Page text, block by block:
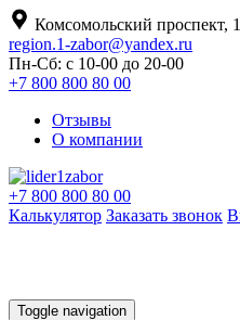
Комсомольский проспект,
region.1-zabor@yandex.ru
Пн-Сб: с 10-00 до 20-00
+7 800 800 80 00
Отзывы
О компании
+7 800 800 80 00
Калькулятор Заказать звонок
Toggle navigation